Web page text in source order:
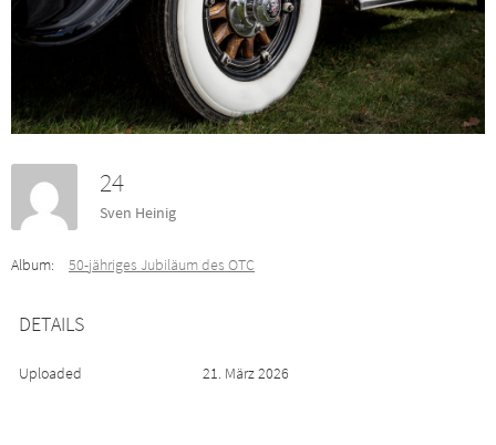
24
Sven Heinig
Album: 50-jähriges Jubiläum des OTC
DETAILS
Uploaded 21. März 2026